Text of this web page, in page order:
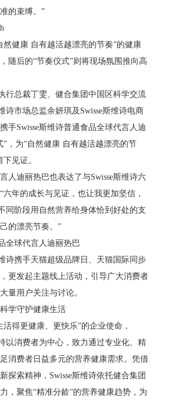
的束缚。”
然健康 自有越活越漂亮的节奏”的健康
随后的“节奏仪式”则将现场氛围推向高
行总裁丁雯、健合集团中国区科学交流
诗市场总监余妍琪及Swisse斯维诗电商
手Swisse斯维诗普通食品全球代言人迪
”，为“自然健康 自有越活越漂亮的节
见证。
人迪丽热巴也表达了与Swisse斯维诗六
年的成长与见证，也让我更加坚信，
同阶段用自然营养给身体恰到好处的支
的漂亮节奏。”
全球代言人迪丽热巴
诗携手天猫超级品牌日、天猫国际同步
更发起主题线上活动，引导广大消费者
量用户关注与讨论。
学守护健康生活
得更健康、更快乐”的企业使命，
以消费者为中心，致力通过专业化、精
消费者日益多元的营养健康需求。凭借
探索精神，Swisse斯维诗依托健合集团
，聚焦“精准分龄”的营养健康趋势，为